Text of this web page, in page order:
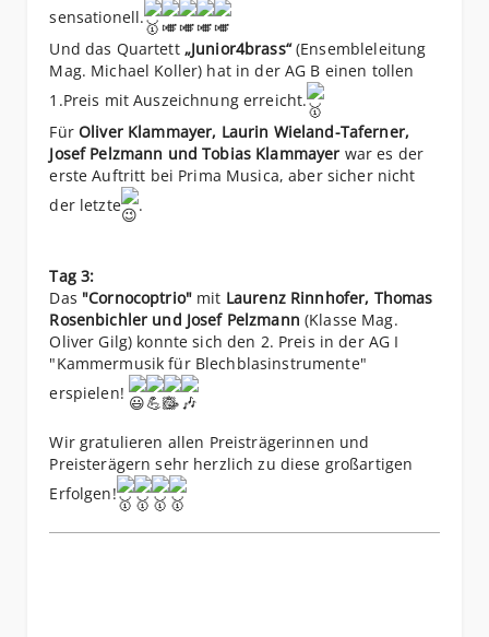
sensationell.
Und das Quartett „Junior4brass“(Ensembleleitung
Mag. Michael Koller) hat in der AG B einen tollen
1.Preis mit Auszeichnung erreicht.
FürOliver Klammayer, Laurin Wieland-Taferner,
Josef Pelzmann und Tobias Klammayer war es der
erste Auftritt bei Prima Musica, aber sicher nicht
der letzte
.
Tag 3:
Das "Cornocoptrio" mit Laurenz Rinnhofer, Thomas
Rosenbichler und Josef Pelzmann (Klasse Mag.
Oliver Gilg) konnte sich den 2. Preis in der AG I
"Kammermusik für Blechblasinstrumente"
erspielen!
Wir gratulieren allen Preisträgerinnen und
Preisterägern sehr herzlich zu diese großartigen
Erfolgen!